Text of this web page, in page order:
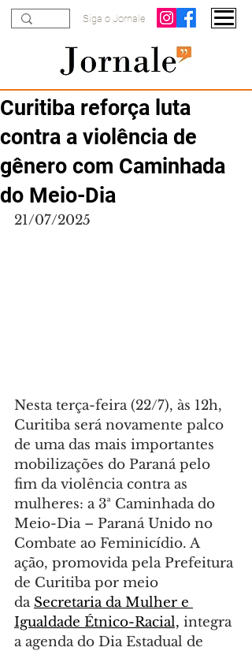
Siga o Jornale
Curitiba reforça luta
contra a violência de
gênero com Caminhada
do Meio-Dia
21/07/2025
Nesta terça-feira (22/7), às 12h,
Curitiba será novamente palco
de uma das mais importantes
mobilizações do Paraná pelo
fim da violência contra as
mulheres: a 3ª Caminhada do
Meio-Dia – Paraná Unido no
Combate ao Feminicídio. A
ação, promovida pela Prefeitura
de Curitiba por meio
da Secretaria da Mulher e
Igualdade Étnico-Racial, integra
a agenda do Dia Estadual de